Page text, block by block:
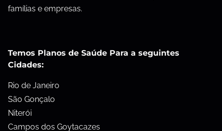
famílias e empresas.
Temos Planos de Saúde Para a seguintes
Cidades:
Rio de Janeiro
São Gonçalo
Niterói
Campos dos Goytacazes